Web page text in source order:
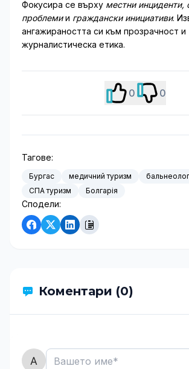
Фокусира се върху местни инциденти,
проблемии граждански инициативи.
ангажираността си към прозрачност и
журналистическа етика.
0 0
Тагове:
Бургас медичний туризм
СПА туризм
Болгарія
Сподели:
Коментари (0)